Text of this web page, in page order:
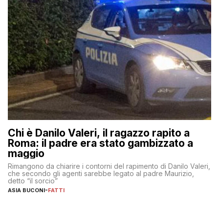
Chi è Danilo Valeri, il ragazzo rapito a
Roma: il padre era stato gambizzato a
maggio
Rimangono da chiarire i contorni del rapimento di Danilo Valeri,
che secondo gli agenti sarebbe legato al padre Maurizio,
detto “il sorcio”
ASIA BUCONI-FATTI